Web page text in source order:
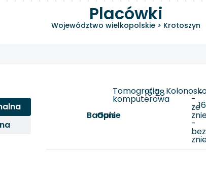
Placówki
Województwo wielkopolskie > Krotoszyn
Badanie
Opis
Tomografia
komputerowa
15 28
-
ze
-
bez
-